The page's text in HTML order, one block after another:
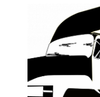
öppningar på